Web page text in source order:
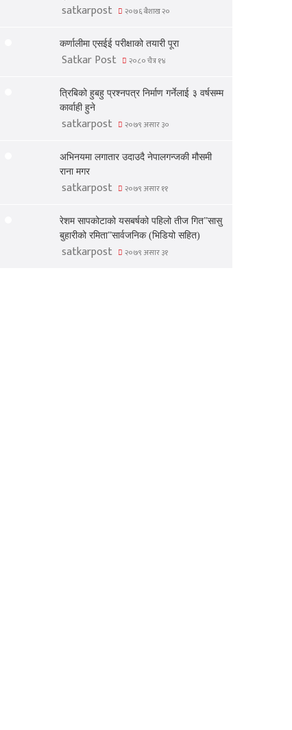
satkarpost २०७६ बैशाख २०
कर्णालीमा एसईई परीक्षाको तयारी पूरा
Satkar Post २०८० चैत्र १४
त्रिबिको हुबहु प्रश्नपत्र निर्माण गर्नेलाई ३ वर्षसम्म
कार्वाही हुने
satkarpost २०७९ असार ३०
अभिनयमा लगातार उदाउदै नेपालगन्जकी मौसमी
राना मगर
satkarpost २०७९ असार ११
रेशम सापकोटाको यसबर्षको पहिलो तीज गित”सासु
बुहारीको रमिता”सार्वजनिक (भिडियो सहित)
satkarpost २०७९ असार ३१